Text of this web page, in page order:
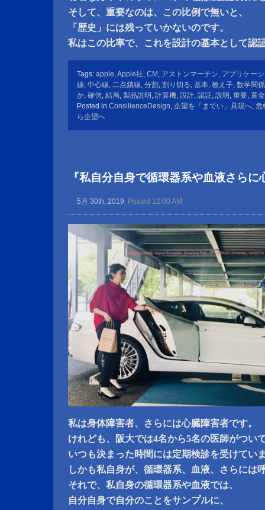
そして、重要なのは、この比例で無いと、
「歴史」には残っていかないのです。
私はこの比率で、これを設計の基本として認
Tags: apple,Apple社, CM , アストンマーチン, アプリケー
線, 中心線, 二点鎖線, 分割 , 割り切る, 基本, 教え子, 数学関係
か, 確信, 結局, 製品説明 , 計算機, 設計, 認証, 説明 , 重要, 黄
Posted in ConsilienceDesign, 企望を「までい」具現へ, 危
ら企望へ
『私自分自身で循環器系や血液さら
5月 30th, 2019 Posted 12:00 AM
私は身体障害者、さらには心臓障害者です。
けれども、阪大では4名から5名の医師がつい
いつも決まった時間には定期検診を受けてい
しかも私自身が、循環器系、血液、さらには
それで、私自身の循環器系や血液では、
自分自身で自分のことをサンプルに、